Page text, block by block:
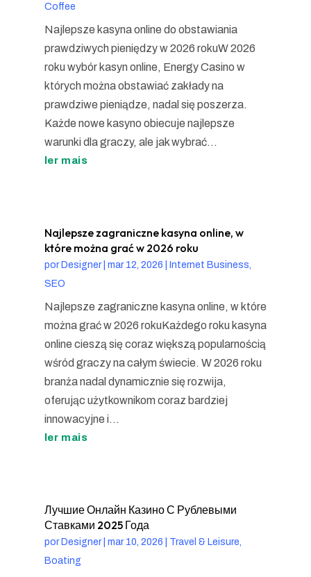
Coffee
Najlepsze kasyna online do obstawiania
prawdziwych pieniędzy w 2026 rokuW 2026
roku wybór kasyn online, Energy Casino w
których można obstawiać zakłady na
prawdziwe pieniądze, nadal się poszerza.
Każde nowe kasyno obiecuje najlepsze
warunki dla graczy, ale jak wybrać...
ler mais
Najlepsze zagraniczne kasyna online, w
które można grać w 2026 roku
por Designer| mar 12, 2026
Internet Business,
SEO
Najlepsze zagraniczne kasyna online, w które
można grać w 2026 rokuKażdego roku kasyna
online cieszą się coraz większą popularnością
wśród graczy na całym świecie. W 2026 roku
branża nadal dynamicznie się rozwija,
oferując użytkownikom coraz bardziej
innowacyjne i...
ler mais
Лучшие Онлайн Казино С Рублевыми
Ставками 2025 Года
por Designer| mar 10, 2026
Travel & Leisure,
Boating